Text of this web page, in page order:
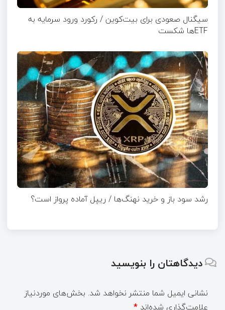
سیگنال صعودی برای بیت‌کوین / رکورد ورود سرمایه به
ETFها شکست
رشد سود باز و خرید نهنگ‌ها / ریپل آماده پرواز است؟
دیدگاهتان را بنویسید
نشانی ایمیل شما منتشر نخواهد شد. بخش‌های موردنیاز
علامت‌گذاری شده‌اند *